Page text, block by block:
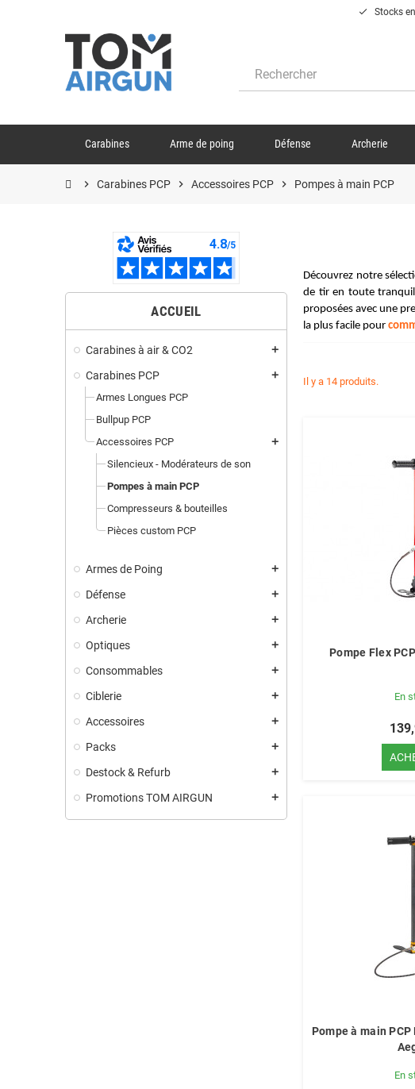
done Stocks
Carabines Arme de poing Défense Archerie
chevron_right Carabines PCP chevron_right Accessoires PCP chevron_right Pompes à main PCP
ACCUEIL
Carabines à air & CO2 add
Carabines PCP add
Armes Longues PCP
Bullpup PCP
Accessoires PCP
add
Silencieux - Modérateurs de son
Pompes à main PCP
Compresseurs & bouteilles
Pièces custom PCP
Armes de Poing add
Défense add
Archerie add
Optiques add
Consommables add
Ciblerie add
Accessoires add
Packs add
Destock & Refurb add
Promotions TOM AIRGUN add
Découvrez notre
de tir en toute
proposées avec une
la plus facile pour
Il y a 14 produits.
Pompe Flex
En
Pompe à main
En